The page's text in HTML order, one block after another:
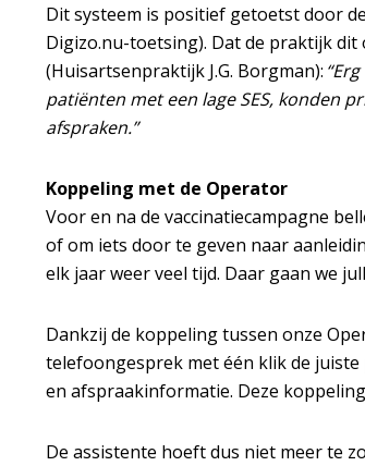
Dit systeem is positief getoetst door
Digizo.nu-toetsing). Dat de praktijk
(Huisartsenpraktijk J.G. Borgman):
patiënten met een lage SES, konden
afspraken.”
Koppeling met de Operator
Voor en na de vaccinatiecampagne
of om iets door te geven naar
elk jaar weer veel tijd. Daar gaan we
Dankzij de koppeling tussen onze
telefoongesprek met één klik de
en afspraakinformatie. Deze
De assistente hoeft dus niet meer te